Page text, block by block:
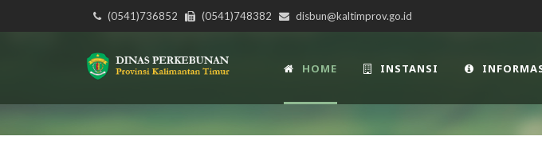
(0541)736852 (0541)748382 disbun@kaltimprov.go.id
HOME INSTANSI